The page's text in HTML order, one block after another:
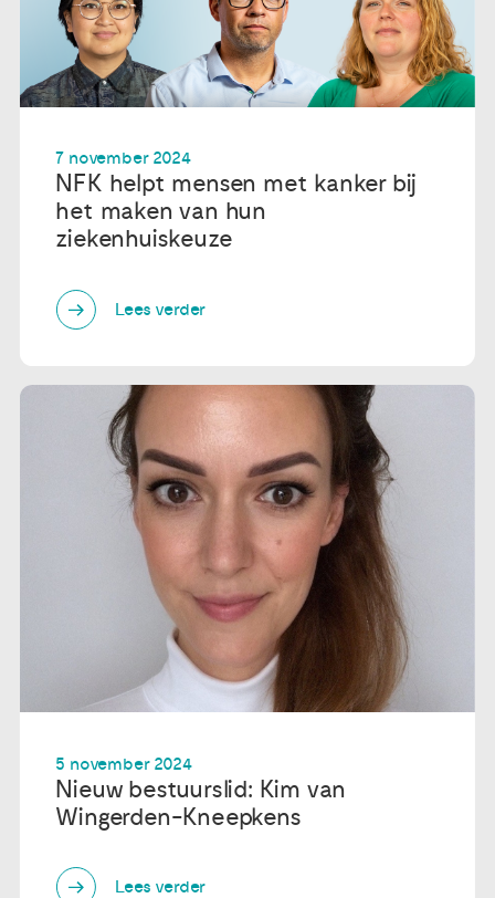
7 november 2024
NFK helpt mensen met kanker bij
het maken van hun
ziekenhuiskeuze
Lees verder
5 november 2024
Nieuw bestuurslid: Kim van
Wingerden-Kneepkens
Lees verder